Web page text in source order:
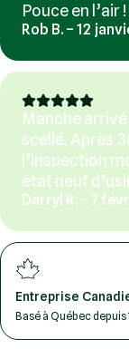
Pouce en l’air !
Rob B. – 12
Manche
scellé. Après
l’inspection
état neuf
Darryl R. – 7
Entreprise
Basé à Québec depuis